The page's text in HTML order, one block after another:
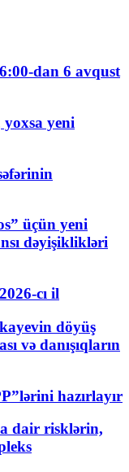
dan 6 avqust
yeni
üçün yeni
dəyişiklikləri
cı il
döyüş
və danışıqların
hazırlayır
dair risklərin,